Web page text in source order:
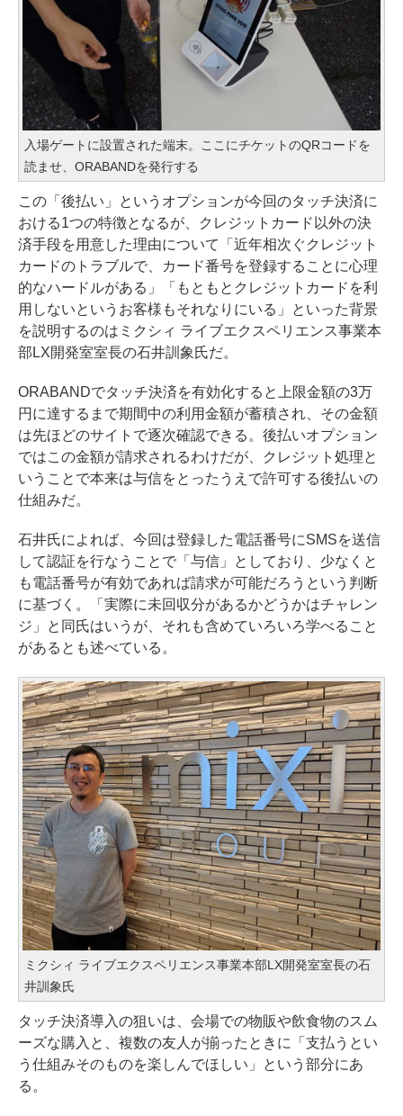
入場ゲートに設置された端末。ここにチケットのQRコードを
読ませ、ORABANDを発行する
この「後払い」というオプションが今回のタッチ決済に
おける1つの特徴となるが、クレジットカード以外の決
済手段を用意した理由について「近年相次ぐクレジット
カードのトラブルで、カード番号を登録することに心理
的なハードルがある」「もともとクレジットカードを利
用しないというお客様もそれなりにいる」といった背景
を説明するのはミクシィ ライブエクスペリエンス事業本
部LX開発室室長の石井訓象氏だ。
ORABANDでタッチ決済を有効化すると上限金額の3万
円に達するまで期間中の利用金額が蓄積され、その金額
は先ほどのサイトで逐次確認できる。後払いオプション
ではこの金額が請求されるわけだが、クレジット処理と
いうことで本来は与信をとったうえで許可する後払いの
仕組みだ。
石井氏によれば、今回は登録した電話番号にSMSを送信
して認証を行なうことで「与信」としており、少なくと
も電話番号が有効であれば請求が可能だろうという判断
に基づく。「実際に未回収分があるかどうかはチャレン
ジ」と同氏はいうが、それも含めていろいろ学べること
があるとも述べている。
ミクシィ ライブエクスペリエンス事業本部LX開発室室長の石
井訓象氏
タッチ決済導入の狙いは、会場での物販や飲食物のスム
ーズな購入と、複数の友人が揃ったときに「支払うとい
う仕組みそのものを楽しんでほしい」という部分にあ
る。